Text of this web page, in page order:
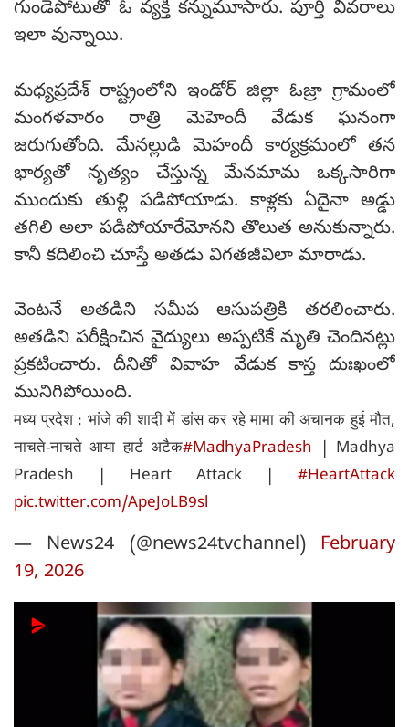
గుండెపోటుతో ఓ వ్యక్తి కన్నుమూసారు. పూర్తి వివరాలు
ఇలా వున్నాయి.
మధ్యప్రదేశ్ రాష్ట్రంలోని ఇండోర్ జిల్లా ఓజ్రా గ్రామంలో
మంగళవారం రాత్రి మెహెందీ వేడుక ఘనంగా
జరుగుతోంది. మేనల్లుడి మెహందీ కార్యక్రమంలో తన
భార్యతో నృత్యం చేస్తున్న మేనమామ ఒక్కసారిగా
ముందుకు తుళ్లి పడిపోయాడు. కాళ్లకు ఏదైనా అడ్డు
తగిలి అలా పడిపోయారేమోనని తొలుత అనుకున్నారు.
కానీ కదిలించి చూస్తే అతడు విగతజీవిలా మారాడు.
వెంటనే అతడిని సమీప ఆసుపత్రికి తరలించారు.
అతడిని పరీక్షించిన వైద్యులు అప్పటికే మృతి చెందినట్లు
ప్రకటించారు. దీనితో వివాహ వేడుక కాస్త దుఃఖంలో
మునిగిపోయింది.
मध्य प्रदेश : भांजे की शादी में डांस कर रहे मामा की अचानक हुई मौत,
नाचते-नाचते आया हार्ट अटैक#MadhyaPradesh | Madhya
Pradesh | Heart Attack | #HeartAttack
pic.twitter.com/ApeJoLB9sl
— News24 (@news24tvchannel) February
19, 2026